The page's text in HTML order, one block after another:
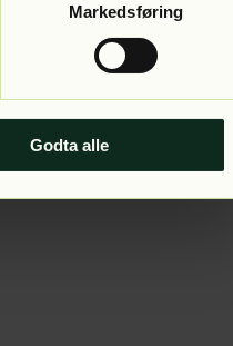
Markedsføring
Godta alle